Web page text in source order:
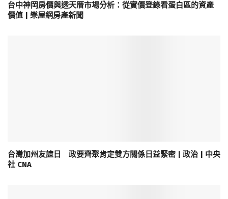
台中神岡房價與透天厝市場分析：從實價登錄看蛋白區的資產
價值 | 樂屋網房產新聞
台灣加州友誼日 政要齊聚肯定雙方關係日益緊密 | 政治 | 中央
社 CNA